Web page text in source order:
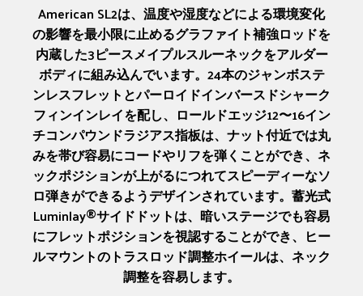
American SL2は、温度や湿度などによる環境変化
の影響を最小限に止めるグラファイト補強ロッドを
内蔵した3ピースメイプルスルーネックをアルダー
ボディに組み込んでいます。24本のジャンボステ
ンレスフレットとパーロイドインバースドシャーク
フィンインレイを配し、ロールドエッジ12〜16イン
チコンパウンドラジアス指板は、ナット付近では丸
みを帯び容易にコードやリフを弾くことができ、ネ
ックポジションが上がるにつれてスピーディーなソ
ロ弾きができるようデザインされています。蓄光式
Luminlay®サイドドットは、暗いステージでも容易
にフレットポジションを視認することができ、ヒー
ルマウントのトラスロッド調整ホイールは、ネック
調整を容易します。